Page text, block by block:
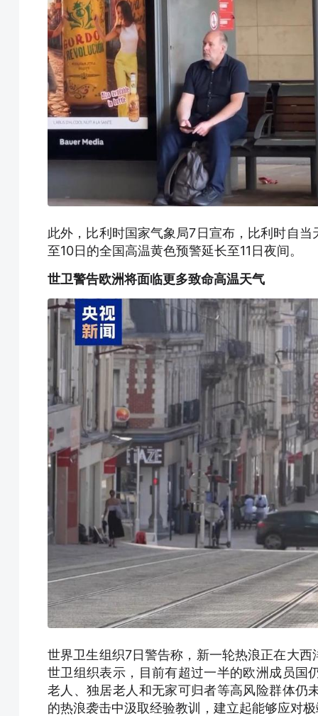
此外，比利时国家气象局7日宣布，比利时自
至10日的全国高温黄色预警延长至11日夜间。
世卫警告欧洲将面临更多致命高温天气
世界卫生组织7日警告称，新一轮热浪正在大
世卫组织表示，目前有超过一半的欧洲成员国
老人、独居老人和无家可归者等高风险群体仍
的热浪袭击中汲取经验教训，建立起能够应对